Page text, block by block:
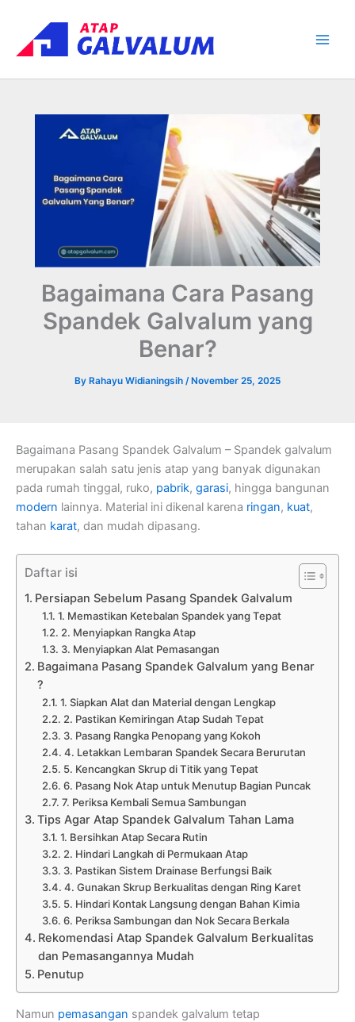
content
Bagaimana Cara Pasang
Spandek Galvalum yang
Benar?
By Rahayu Widianingsih / November 25, 2025
Bagaimana Pasang Spandek Galvalum – Spandek galvalum
merupakan salah satu jenis atap yang banyak digunakan
pada rumah tinggal, ruko, pabrik, garasi, hingga bangunan
modern lainnya. Material ini dikenal karena ringan, kuat,
tahan karat, dan mudah dipasang.
Daftar isi
Persiapan Sebelum Pasang Spandek Galvalum
1. Memastikan Ketebalan Spandek yang Tepat
2. Menyiapkan Rangka Atap
3. Menyiapkan Alat Pemasangan
Bagaimana Pasang Spandek Galvalum yang Benar
?
1. Siapkan Alat dan Material dengan Lengkap
2. Pastikan Kemiringan Atap Sudah Tepat
3. Pasang Rangka Penopang yang Kokoh
4. Letakkan Lembaran Spandek Secara Berurutan
5. Kencangkan Skrup di Titik yang Tepat
6. Pasang Nok Atap untuk Menutup Bagian Puncak
7. Periksa Kembali Semua Sambungan
Tips Agar Atap Spandek Galvalum Tahan Lama
1. Bersihkan Atap Secara Rutin
2. Hindari Langkah di Permukaan Atap
3. Pastikan Sistem Drainase Berfungsi Baik
4. Gunakan Skrup Berkualitas dengan Ring Karet
5. Hindari Kontak Langsung dengan Bahan Kimia
6. Periksa Sambungan dan Nok Secara Berkala
Rekomendasi Atap Spandek Galvalum Berkualitas
dan Pemasangannya Mudah
Penutup
Namun pemasangan spandek galvalum tetap